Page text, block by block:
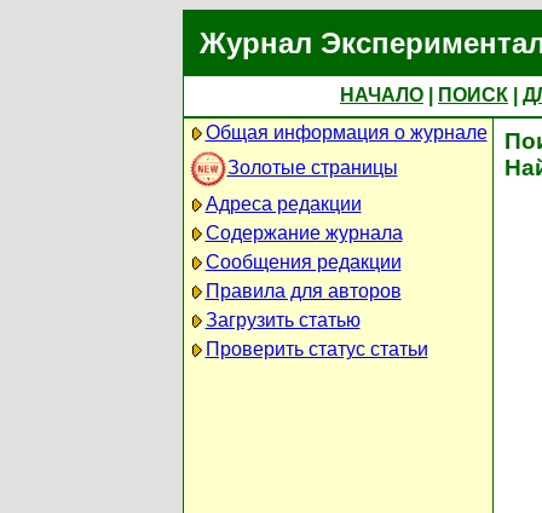
Журнал
НАЧАЛО ПОИСК
Общая информация о журнале
Золотые страницы
Адреса редакции
Содержание журнала
Сообщения редакции
Правила для авторов
Загрузить статью
Проверить статус статьи